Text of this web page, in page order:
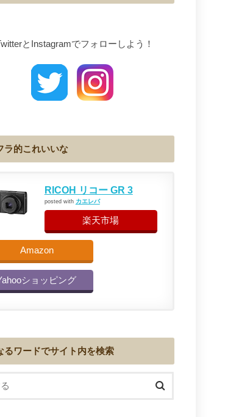
とInstagramでフォローしよう！
ラ的これいいな
RICOH リコー GR 3
posted with カエレバ
楽天市場
Amazon
ショッピング
るワードでサイト内を検索